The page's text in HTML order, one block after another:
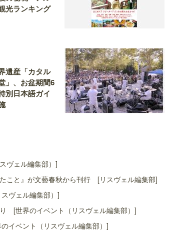
光ランキング
遺産「カタル
」、お盆期間6
別日本語ガイ
ヴェル編集部）]
こと』が文藝春秋から刊行 [リスヴェル編集部]
ヴェル編集部）]
[世界のイベント（リスヴェル編集部）]
イベント（リスヴェル編集部）]